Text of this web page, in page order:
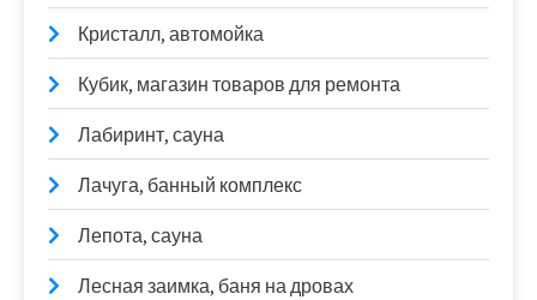
Кристалл, автомойка
Кубик, магазин товаров для ремонта
Лабиринт, сауна
Лачуга, банный комплекс
Лепота, сауна
Лесная заимка, баня на дровах